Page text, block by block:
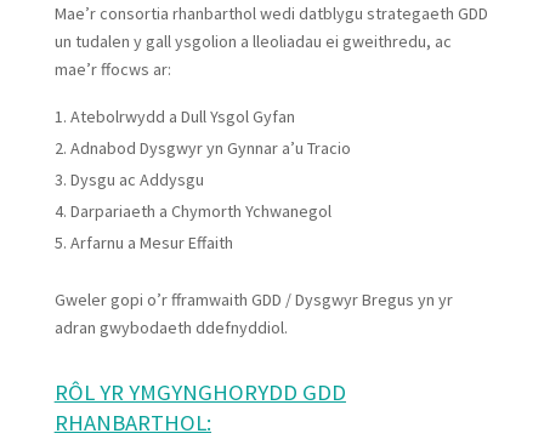
Mae’r consortia rhanbarthol wedi datblygu strategaeth GDD
un tudalen y gall ysgolion a lleoliadau ei gweithredu, ac
mae’r ffocws ar:
Atebolrwydd a Dull Ysgol Gyfan
Adnabod Dysgwyr yn Gynnar a’u Tracio
Dysgu ac Addysgu
Darpariaeth a Chymorth Ychwanegol
Arfarnu a Mesur Effaith
Gweler gopi o’r fframwaith GDD / Dysgwyr Bregus yn yr
adran gwybodaeth ddefnyddiol.
RÔL YR YMGYNGHORYDD GDD
RHANBARTHOL: